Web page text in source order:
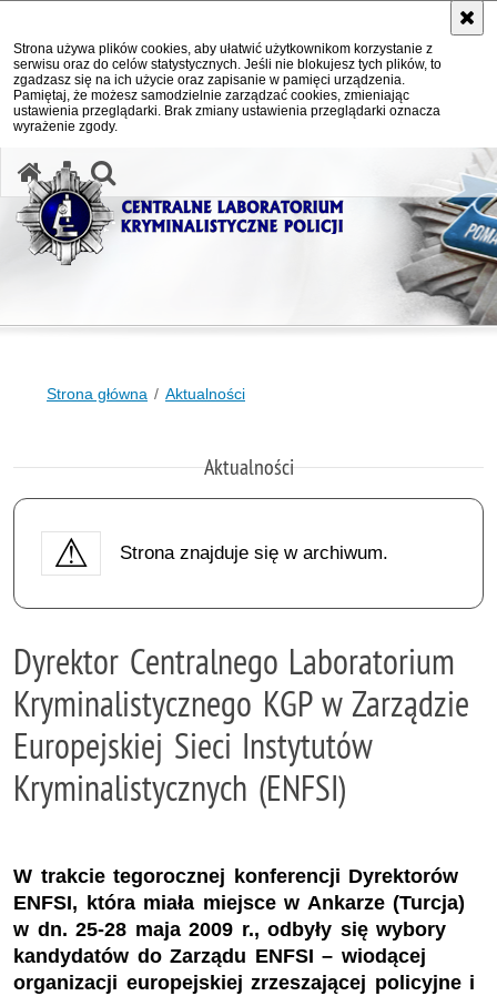
Strona używa plików cookies, aby ułatwić użytkownikom korzystanie z
serwisu oraz do celów statystycznych. Jeśli nie blokujesz tych plików, to
zgadzasz się na ich użycie oraz zapisanie w pamięci urządzenia.
Pamiętaj, że możesz samodzielnie zarządzać cookies, zmieniając
ustawienia przeglądarki. Brak zmiany ustawienia przeglądarki oznacza
wyrażenie zgody.
Strona główna Aktualności
Aktualności
Strona znajduje się w archiwum.
Dyrektor Centralnego Laboratorium
Kryminalistycznego KGP w Zarządzie
Europejskiej Sieci Instytutów
Kryminalistycznych (ENFSI)
W trakcie tegorocznej konferencji Dyrektorów
ENFSI, która miała miejsce w Ankarze (Turcja)
w dn. 25-28 maja 2009 r., odbyły się wybory
kandydatów do Zarządu ENFSI – wiodącej
organizacji europejskiej zrzeszającej policyjne i